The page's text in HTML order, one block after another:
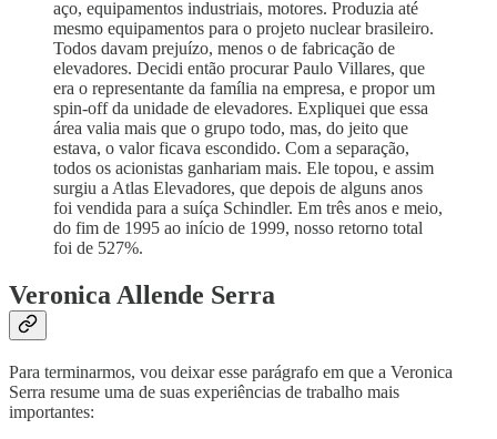
aço, equipamentos industriais, motores. Produzia até
mesmo equipamentos para o projeto nuclear brasileiro.
Todos davam prejuízo, menos o de fabricação de
elevadores. Decidi então procurar Paulo Villares, que
era o representante da família na empresa, e propor um
spin-off da unidade de elevadores. Expliquei que essa
área valia mais que o grupo todo, mas, do jeito que
estava, o valor ficava escondido. Com a separação,
todos os acionistas ganhariam mais. Ele topou, e assim
surgiu a Atlas Elevadores, que depois de alguns anos
foi vendida para a suíça Schindler. Em três anos e meio,
do fim de 1995 ao início de 1999, nosso retorno total
foi de 527%.
Veronica Allende Serra
Para terminarmos, vou deixar esse parágrafo em que a Veronica
Serra resume uma de suas experiências de trabalho mais
importantes: